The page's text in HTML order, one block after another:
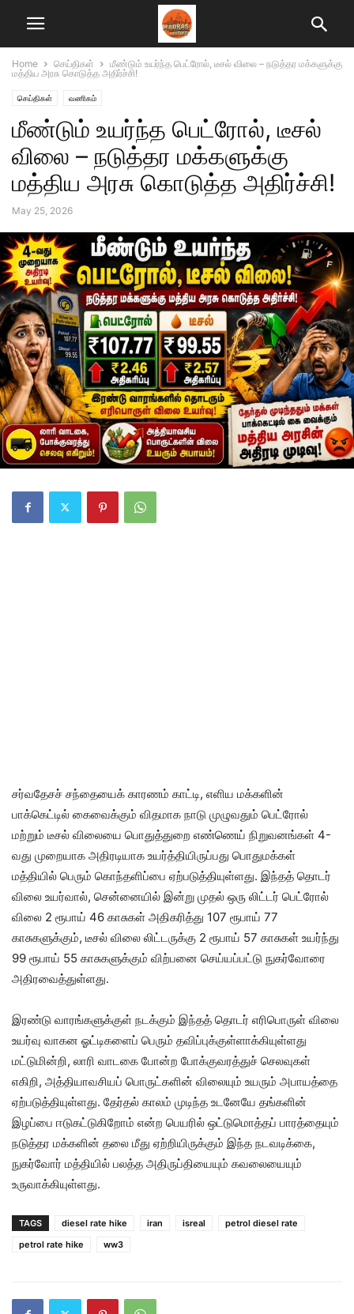
Home செய்திகள்
மீண்டும் உயர்ந்த பெட்ரோல், டீசல் விலை – நடுத்தர மக்களுக்கு
மத்திய அரசு கொடுத்த அதிர்ச்சி!
செய்திகள் வணிகம்
மீண்டும் உயர்ந்த பெட்ரோல், டீசல்
விலை – நடுத்தர மக்களுக்கு
மத்திய அரசு கொடுத்த அதிர்ச்சி!
May 25, 2026
சர்வதேசச் சந்தையைக் காரணம் காட்டி, எளிய மக்களின்
பாக்கெட்டில் கைவைக்கும் விதமாக நாடு முழுவதும் பெட்ரோல்
மற்றும் டீசல் விலையை பொதுத்துறை எண்ணெய் நிறுவனங்கள் 4-
வது முறையாக அதிரடியாக உயர்த்தியிருப்பது பொதுமக்கள்
மத்தியில் பெரும் கொந்தளிப்பை ஏற்படுத்தியுள்ளது. இந்தத் தொடர்
விலை உயர்வால், சென்னையில் இன்று முதல் ஒரு லிட்டர் பெட்ரோல்
விலை 2 ரூபாய் 46 காசுகள் அதிகரித்து 107 ரூபாய் 77
காசுகளுக்கும், டீசல் விலை லிட்டருக்கு 2 ரூபாய் 57 காசுகள் உயர்ந்து
99 ரூபாய் 55 காசுகளுக்கும் விற்பனை செய்யப்பட்டு நுகர்வோரை
அதிரவைத்துள்ளது.
இரண்டு வாரங்களுக்குள் நடக்கும் இந்தத் தொடர் எரிபொருள் விலை
உயர்வு வாகன ஓட்டிகளைப் பெரும் தவிப்புக்குள்ளாக்கியுள்ளது
மட்டுமின்றி, லாரி வாடகை போன்ற போக்குவரத்துச் செலவுகள்
எகிறி, அத்தியாவசியப் பொருட்களின் விலையும் உயரும் அபாயத்தை
ஏற்படுத்தியுள்ளது. தேர்தல் காலம் முடிந்த உடனேயே தங்களின்
இழப்பை ஈடுகட்டுகிறோம் என்ற பெயரில் ஒட்டுமொத்தப் பாரத்தையும்
நடுத்தர மக்களின் தலை மீது ஏற்றியிருக்கும் இந்த நடவடிக்கை,
நுகர்வோர் மத்தியில் பலத்த அதிருப்தியையும் கவலையையும்
உருவாக்கியுள்ளது.
TAGS diesel rate hike iran isreal
petrol diesel rate
petrol rate hike
ww3